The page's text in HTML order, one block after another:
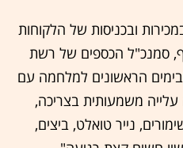
ובכניסות של הלקוחות
סמנכ"ל הכספים של רשת
הראשונים למלחמה עם
עלייה משמעותית בצריכה,
נייר טואלט, ביצים,